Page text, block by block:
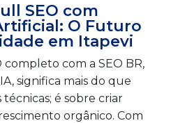
SEO com
O Futuro
em Itapevi
com a SEO BR,
significa mais do que
é sobre criar
orgânico. Com